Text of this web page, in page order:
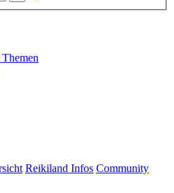
Reikiland Infos Community